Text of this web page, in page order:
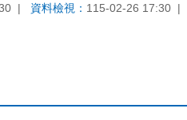
資料檢視： 115-02-26 17:30